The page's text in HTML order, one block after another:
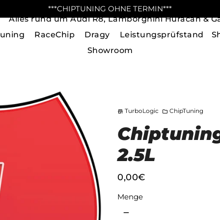
***CHIPTUNING OHNE TERMIN***
Alles rund um Audi R8, Lamborghini Huracan &
RaceChip Dragy Leistungsprüfstand
Showroom
store TurboLogic folder ChipTuning
2.5L
0,00€
Menge
remove